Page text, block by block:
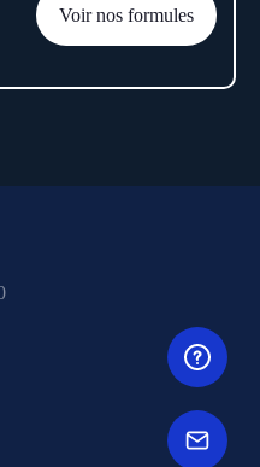
Voir nos formules